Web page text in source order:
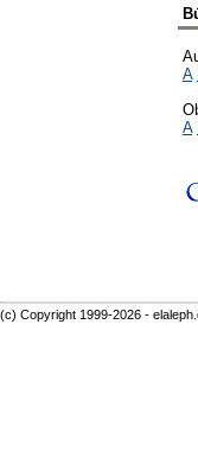
A
A
(c) Copyright 1999-2026 -